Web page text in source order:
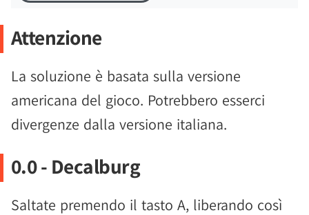
Attenzione
La soluzione è basata sulla versione
americana del gioco. Potrebbero esserci
divergenze dalla versione italiana.
0.0 - Decalburg
Saltate premendo il tasto A, liberando così